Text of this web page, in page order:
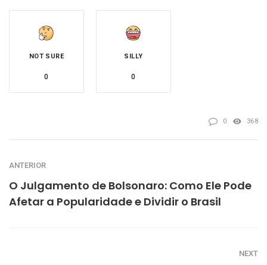
NOT SURE
0
SILLY
0
0 368
ANTERIOR
O Julgamento de Bolsonaro: Como Ele Pode
Afetar a Popularidade e Dividir o Brasil
NEXT